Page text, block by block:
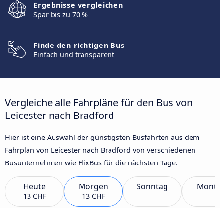
Ergebnisse vergleichen
Spar bis zu 70 %
Finde den richtigen Bus
Einfach und transparent
Vergleiche alle Fahrpläne für den Bus von
Leicester nach Bradford
Hier ist eine Auswahl der günstigsten Busfahrten aus dem
Fahrplan von Leicester nach Bradford von verschiedenen
Busunternehmen wie FlixBus für die nächsten Tage.
Heute
13 CHF
Morgen
13 CHF
Sonntag